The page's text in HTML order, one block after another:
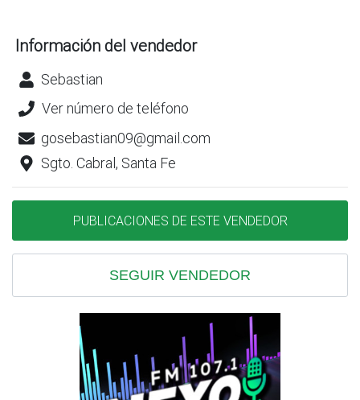
Información del vendedor
Sebastian
Ver número de teléfono
gosebastian09@gmail.com
Sgto. Cabral, Santa Fe
PUBLICACIONES DE ESTE VENDEDOR
SEGUIR VENDEDOR